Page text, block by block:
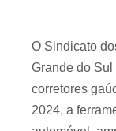
O Sindicato
Grande do
corretores
2024, a